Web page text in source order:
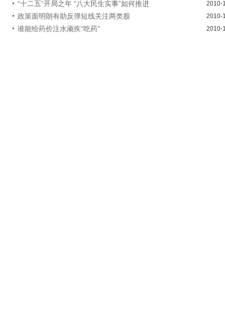
“十二五”开局之年 “八大民生实事”如何推进 2010-
政策面明朗有助反弹短线关注两类股 2010-
谁能给药价注水顽疾“吃药” 2010-